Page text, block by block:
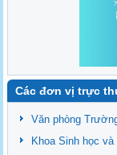
Các đơn vị trực
Văn phòng
Khoa Sinh học